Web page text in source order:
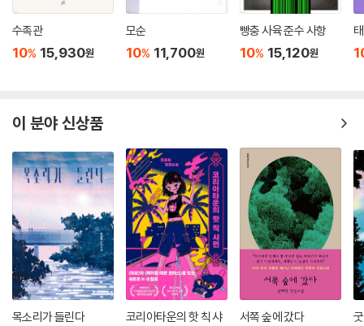
수족관
10% 15,930원
모순
10% 11,700원
빵충 사육 준수 사항
10% 15,120원
이 분야 신상품
목소리가 들린다
코리아타운의 핫 칙 샤
서쪽 숲에 갔다